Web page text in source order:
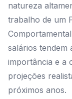
natureza
trabalho de um
salários tendem
importância e a
projeções
próximos anos.